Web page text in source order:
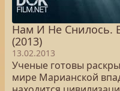
Нам И Не Снилось.
(2013)
13.02.2013
Ученые готовы
мире Марианской